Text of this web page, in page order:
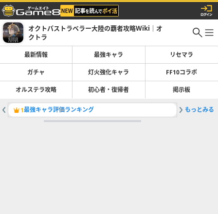
オクトパストラベラー大陸の覇者攻略Wiki｜オ
クトラ
最新情報 最強キャラ リセマラ
ガチャ 灯火強化キャラ FF10コラボ
オルステラ攻略 初心者・復帰者 掲示板
1最強キャラ評価ランキング 2セルク
もっとみる